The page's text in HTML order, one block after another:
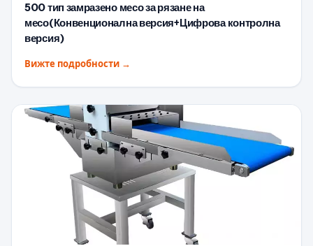
500 тип замразено месо за рязане на
месо(Конвенционална версия+Цифрова контролна
версия)
Вижте подробности →